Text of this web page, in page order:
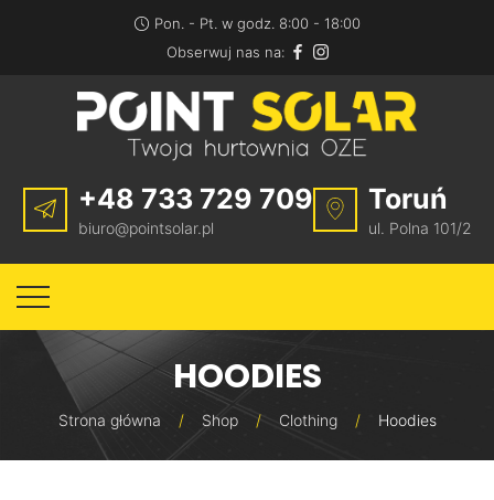
Pon. - Pt. w godz. 8:00 - 18:00
Obserwuj nas na:
+48 733 729 709
biuro@pointsolar.pl
Toruń
ul. Polna 101/2
HOODIES
Strona główna / Shop / Clothing / Hoodies